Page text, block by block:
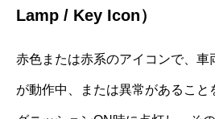
Lamp / Key Icon）
赤色または赤系のアイコンで、車
が動作中、または異常があること